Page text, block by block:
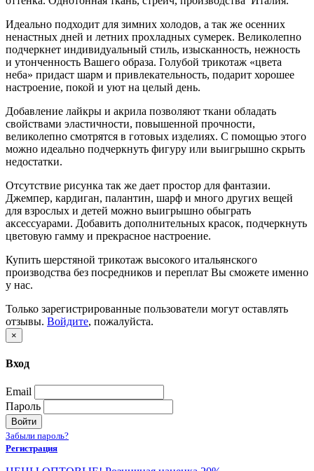
Идеально подходит для зимних холодов, а так же осенних
ненастных дней и летних прохладных сумерек. Великолепно
подчеркнет индивидуальный стиль, изысканность, нежность
и утонченность Вашего образа. Голубой трикотаж «цвета
неба» придаст шарм и привлекательность, подарит хорошее
настроение, покой и уют на целый день.
Добавление лайкры и акрила позволяют ткани обладать
свойствами эластичности, повышенной прочности,
великолепно смотрятся в готовых изделиях. С помощью этого
можно идеально подчеркнуть фигуру или выигрышно скрыть
недостатки.
Отсутствие рисунка так же дает простор для фантазии.
Джемпер, кардиган, палантин, шарф и много других вещей
для взрослых и детей можно выигрышно обыграть
аксессуарами. Добавить дополнительных красок, подчеркнуть
цветовую гамму и прекрасное настроение.
Купить шерстяной трикотаж высокого итальянского
производства без посредников и переплат Вы сможете именно
у нас.
Только зарегистрированные пользователи могут оставлять
отзывы. Войдите, пожалуйста.
×
Вход
Email
Пароль
Войти
Забыли пароль?
Регистрация